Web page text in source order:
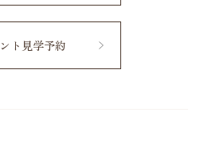
ト見学予約